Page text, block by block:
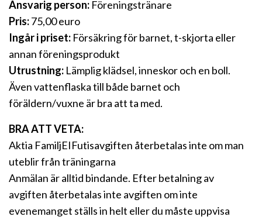
Ansvarig person: Föreningstränare
Pris:75,00 euro
Ingår i priset: Försäkring för barnet, t-skjorta eller
annan föreningsprodukt
Utrustning: Lämplig klädsel, inneskor och en boll.
Även vattenflaska till både barnet och
föräldern/vuxne är bra att ta med.
BRA ATT VETA:
Aktia FamiljEIFutisavgiften återbetalas inte om man
uteblir från träningarna
Anmälan är alltid bindande. Efter betalning av
avgiften återbetalas inte avgiften om inte
evenemanget ställs in helt eller du måste uppvisa